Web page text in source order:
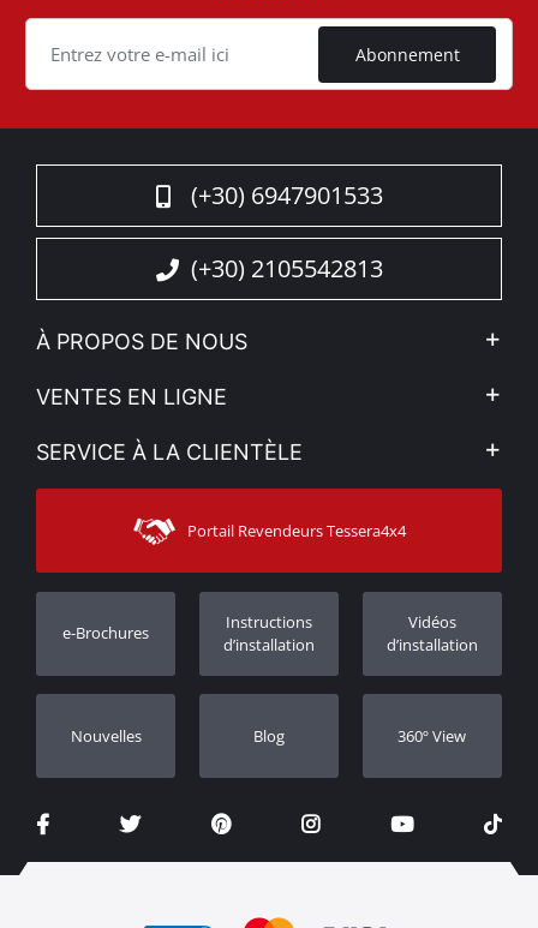
Cookie
Abonnement
(+30) 6947901533
(+30) 2105542813
À PROPOS DE NOUS
L'entreprise
Voir nos actualités
Sitemap
VENTES EN LIGNE
Mon compte
Moyens d’expédition
SERVICE À LA CLIENTÈLE
Contacter
Assistance aux clients
Suivi des commandes
Concessionnaires
Portail Revendeurs Tessera4x4
e-Brochures
Instructions
d’installation
Vidéos
d’installation
Nouvelles Blog 360º View